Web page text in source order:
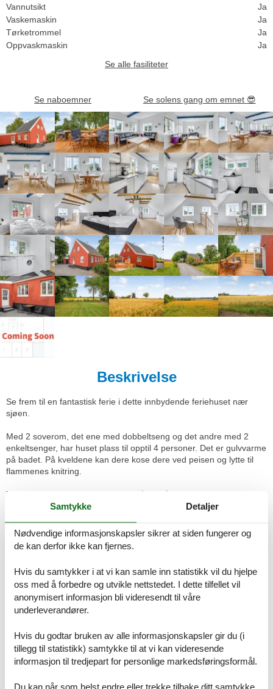
Vannutsikt
Ja
Vaskemaskin
Ja
Tørketrommel
Ja
Oppvaskmaskin
Ja
Se alle fasiliteter
Se naboemner Se solens gang om emnet 😎
Beskrivelse
Se frem til en fantastisk ferie i dette innbydende feriehuset nær
sjøen.
Med 2 soverom, det ene med dobbeltseng og det andre med 2
enkeltsenger, har huset plass til opptil 4 personer. Det er gulvvarme
på badet. På kveldene kan dere kose dere ved peisen og lytte til
flammenes knitring.
Tilbring hyggelige timer utendørs på den åpne terrassen og nyt
deilige retter fra grillen.
Gå til den steinete kysten og besøk den sjarmerende byen
Svaneke 3 km unna.
Romoppsett
Feriebolig
Soverom, 105 m², 2 personer
Dobbeltseng
Soverom, 2 personer
Enkelseng
Baderom
Samtykke Detaljer
Nødvendige informasjonskapsler sikrer at siden fungerer og
de kan derfor ikke kan fjernes.
Hvis du samtykker i at vi kan samle inn statistikk vil du hjelpe
oss med å forbedre og utvikle nettstedet. I dette tilfellet vil
anonymisert informasjon bli videresendt til våre
underleverandører.
Hvis du godtar bruken av alle informasjonskapsler gir du (i
tillegg til statistikk) samtykke til at vi kan videresende
informasjon til tredjepart for personlige markedsføringsformål.
Du kan når som helst endre eller trekke tilbake ditt samtykke